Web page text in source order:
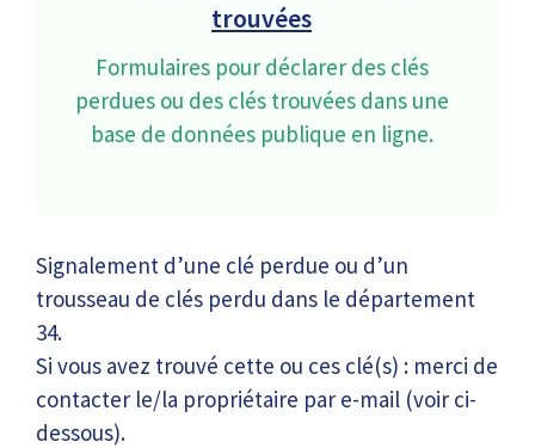
trouvées
Formulaires pour déclarer des clés
perdues ou des clés trouvées dans une
base de données publique en ligne.
Signalement d’une clé perdue ou d’un
trousseau de clés perdu dans le département
34.
Si vous avez trouvé cette ou ces clé(s) : merci de
contacter le/la propriétaire par e-mail (voir ci-
dessous).